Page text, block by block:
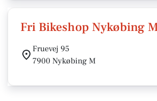
Fri Bikeshop Nykøbing
Fruevej 95
7900 Nykøbing M